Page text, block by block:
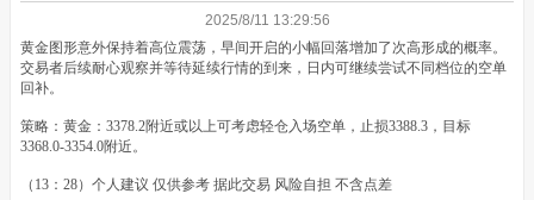
2025/8/11 13:29:56
黄金图形意外保持着高位震荡，早间开启的小幅回落增加了次高形成的概率。
交易者后续耐心观察并等待延续行情的到来，日内可继续尝试不同档位的空单
回补。
策略：黄金：3378.2附近或以上可考虑轻仓入场空单，止损3388.3，目标
3368.0-3354.0附近。
（13：28）个人建议 仅供参考 据此交易 风险自担 不含点差